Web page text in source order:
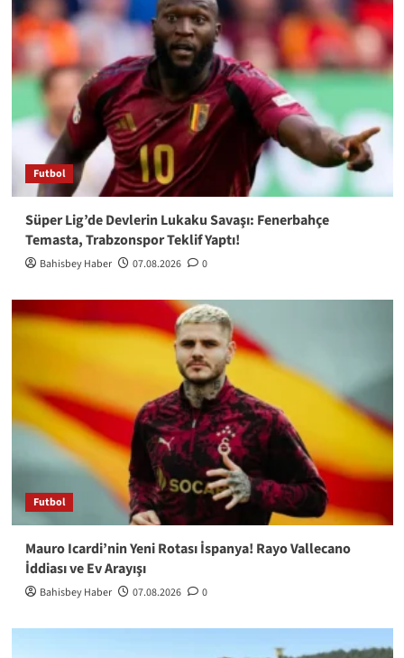
Futbol
Süper Lig’de Devlerin Lukaku Savaşı: Fenerbahçe
Temasta, Trabzonspor Teklif Yaptı!
Bahisbey Haber 07.08.2026 0
Futbol
Mauro Icardi’nin Yeni Rotası İspanya! Rayo Vallecano
İddiası ve Ev Arayışı
Bahisbey Haber 07.08.2026 0